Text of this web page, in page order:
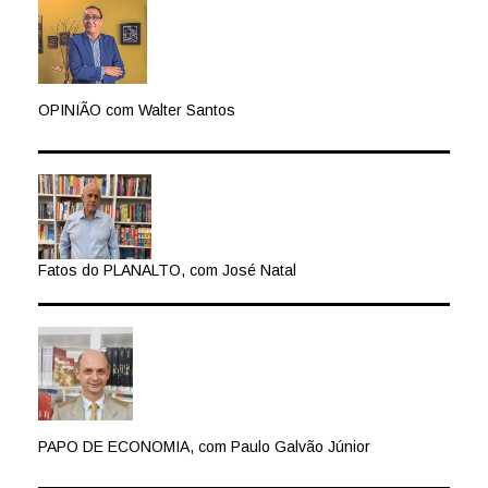
OPINIÃO com Walter Santos
Fatos do PLANALTO, com José Natal
PAPO DE ECONOMIA, com Paulo Galvão Júnior